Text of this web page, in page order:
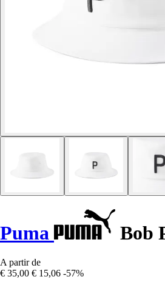
Puma Bob
A partir de
€ 35,00 € 15,06 -57%